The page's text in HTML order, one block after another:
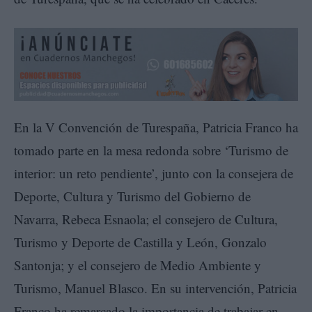
En la V Convención de Turespaña, Patricia Franco ha
tomado parte en la mesa redonda sobre ‘Turismo de
interior: un reto pendiente’, junto con la consejera de
Deporte, Cultura y Turismo del Gobierno de
Navarra, Rebeca Esnaola; el consejero de Cultura,
Turismo y Deporte de Castilla y León, Gonzalo
Santonja; y el consejero de Medio Ambiente y
Turismo, Manuel Blasco. En su intervención, Patricia